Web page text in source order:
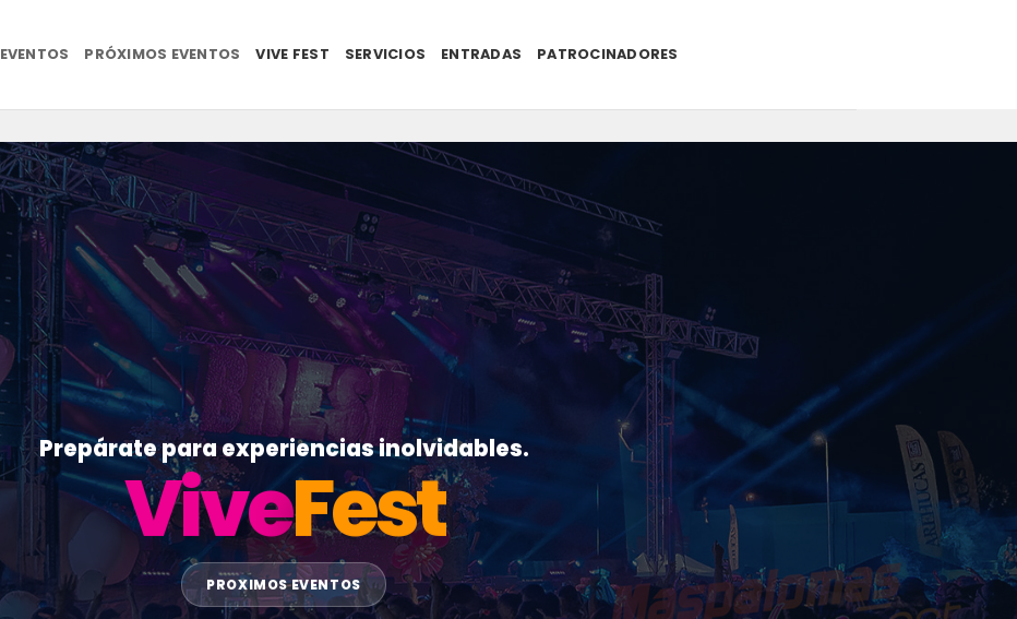
EVENTOS PRÓXIMOS EVENTOS VIVE FEST SERVICIOS ENTRADAS PATROCINADORES
Prepárate para experiencias inolvidables.
ViveFest
PROXIMOS EVENTOS